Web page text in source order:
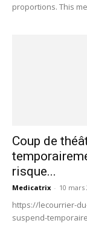
proportions. This
Coup de
risque...
Medicatrix - 10 mars
https://lecourrier-
suspend-